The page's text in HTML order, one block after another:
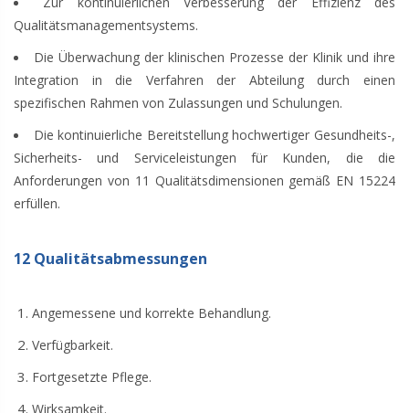
Qualitätsmanagementsystems.
Die Überwachung der klinischen Prozesse der Klinik und ihre
Integration in die Verfahren der Abteilung durch einen
spezifischen Rahmen von Zulassungen und Schulungen.
Die kontinuierliche Bereitstellung hochwertiger Gesundheits-,
Sicherheits- und Serviceleistungen für Kunden, die die
Anforderungen von 11 Qualitätsdimensionen gemäß EN 15224
erfüllen.
12 Qualitätsabmessungen
Angemessene und korrekte Behandlung.
Verfügbarkeit.
Fortgesetzte Pflege.
Wirksamkeit.